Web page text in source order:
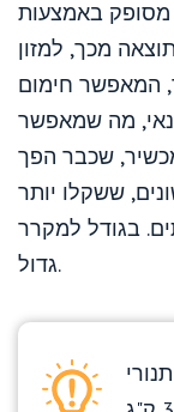
מסופק באמצעות
מכך, למזון
המאפשר חימום
מה שמאפשר
שכבר הפך
ששקלו יותר
בגודל למקרר
גדול.